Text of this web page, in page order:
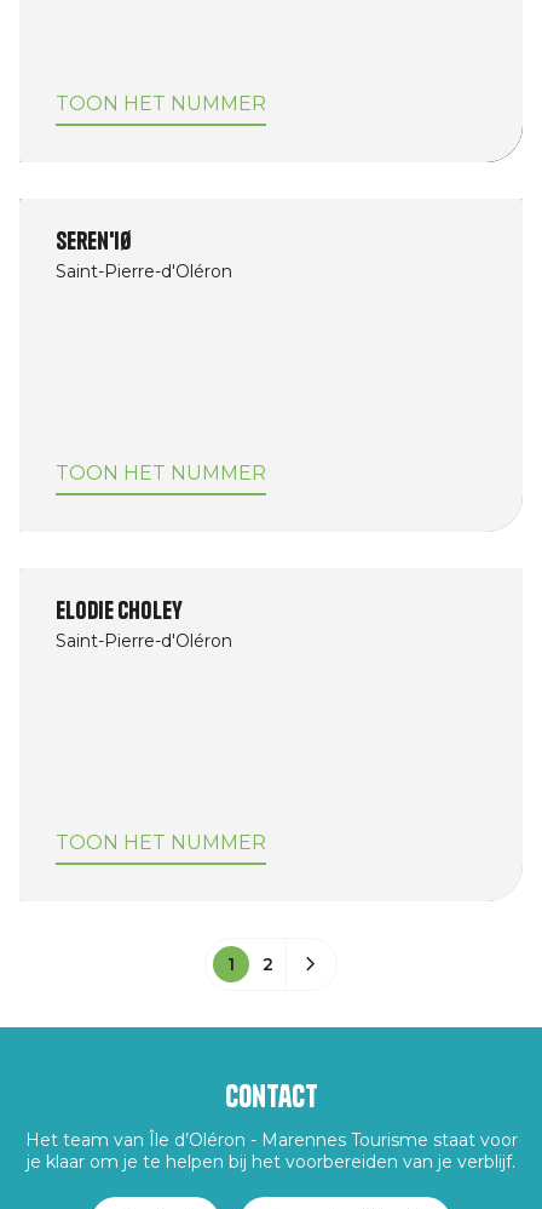
TOON HET NUMMER
Seren'IØ
Saint-Pierre-d'Oléron
TOON HET NUMMER
Elodie Choley
Saint-Pierre-d'Oléron
TOON HET NUMMER
1 2
Contact
Het team van Île d’Oléron - Marennes Tourisme staat voor
je klaar om je te helpen bij het voorbereiden van je verblijf.